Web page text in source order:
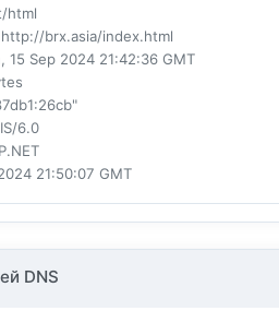
html
brx.asia/index.html
15 Sep 2024 21:42:36 GMT
6.0
21:50:07 GMT
DNS